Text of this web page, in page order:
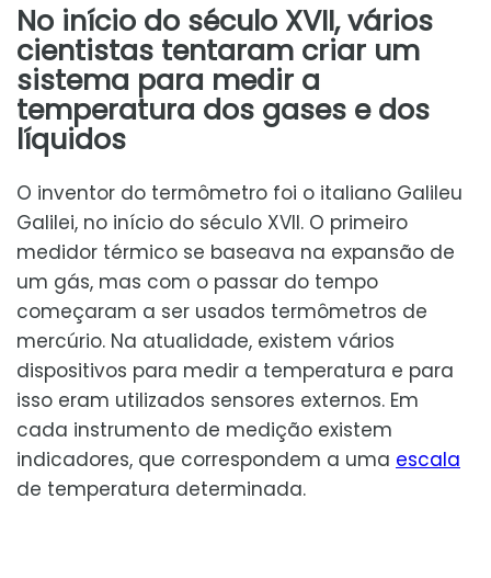
No início do século XVII, vários
cientistas tentaram criar um
sistema para medir a
temperatura dos gases e dos
líquidos
O inventor do termômetro foi o italiano Galileu
Galilei, no início do século XVII. O primeiro
medidor térmico se baseava na expansão de
um gás, mas com o passar do tempo
começaram a ser usados termômetros de
mercúrio. Na atualidade, existem vários
dispositivos para medir a temperatura e para
isso eram utilizados sensores externos. Em
cada instrumento de medição existem
indicadores, que correspondem a uma escala
de temperatura determinada.